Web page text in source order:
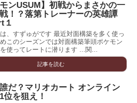
モンUSUM】初戦からまさかの一
！？落第トレーナーの英雄譚
１
、すずゅがです 最近対面構築を多く使っ
このシーズンでは対面構築筆頭ポケモン
使ってレートに潜ります ...関...
記事を読む
だ？マリオカート オンライン
位を狙え！